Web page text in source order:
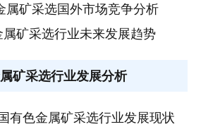
矿采选国外市场竞争分析
矿采选行业未来发展趋势
矿采选行业发展分析
有色金属矿采选行业发展现状